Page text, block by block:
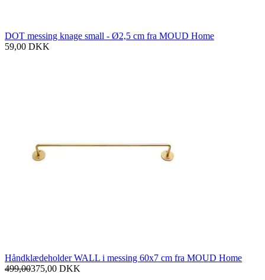
DOT messing knage small - Ø2,5 cm fra MOUD Home
59,00 DKK
Håndklædeholder WALL i messing 60x7 cm fra MOUD Home
499,00375,00 DKK